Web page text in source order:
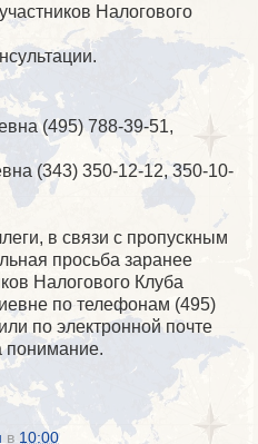
Налогового
(495) 788-39-51,
(343) 350-12-12, 350-10-
в связи с пропускным
просьба заранее
Налогового Клуба
по телефонам (495)
по электронной почте
понимание.
в 10:00